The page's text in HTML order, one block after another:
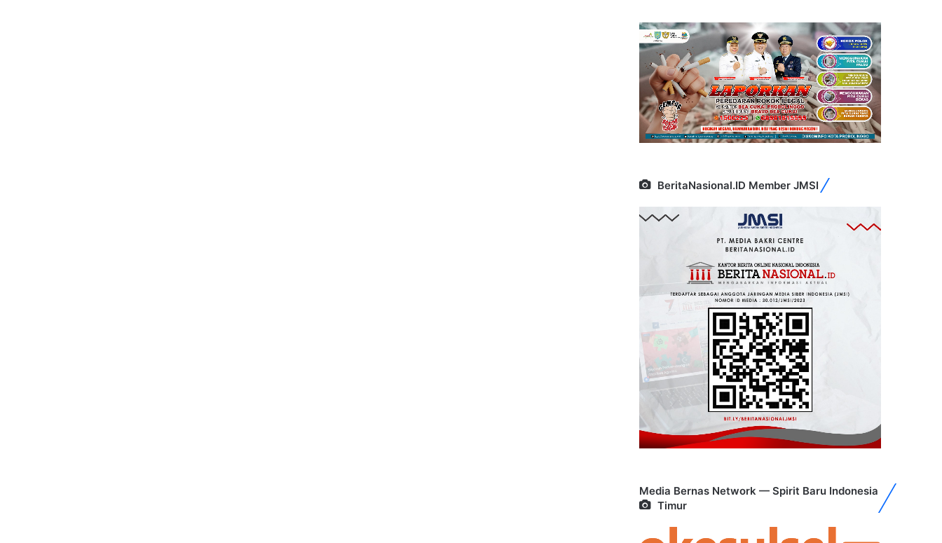
BeritaNasional.ID Member JMSI
Media Bernas Network — Spirit Baru Indonesia
Timur